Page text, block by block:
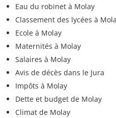
Eau du robinet à Molay
Classement des lycées à
Ecole à Molay
Maternités à Molay
Salaires à Molay
Avis de décès dans le Jura
Impôts à Molay
Dette et budget de Molay
Climat de Molay